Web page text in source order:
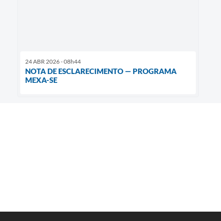
24 ABR 2026 - 08h44
NOTA DE ESCLARECIMENTO — PROGRAMA
MEXA-SE